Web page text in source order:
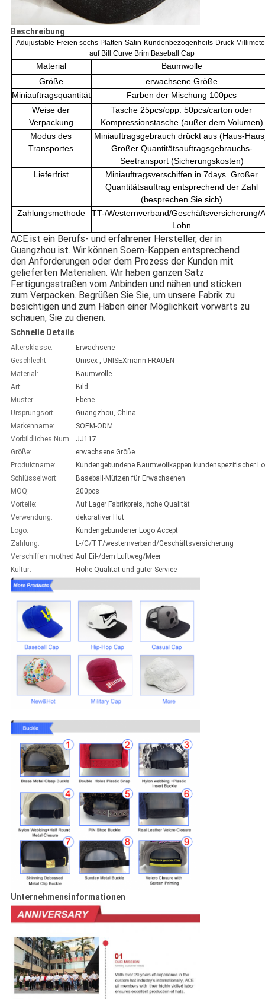
Beschreibung
Adujustable-Freien sechs Platten-Satin-Kundenbezogenheits-Druck
auf Bill Curve Brim Baseball Cap
Material
Baumwolle
Größe
erwachsene Größe
Miniauftragsquantität
Farben der Mischung 100pcs
Weise der
Verpackung
Tasche 25pcs/opp. 50pcs/carton oder
Kompressionstasche (außer dem Volumen)
Modus des
Transportes
Miniauftragsgebrauch drückt aus (Haus-
Großer Quantitätsauftragsgebrauchs-
Seetransport (Sicherungskosten)
Lieferfrist
Miniauftragsverschiffen in 7days. Großer
Quantitätsauftrag entsprechend der Zahl
(besprechen Sie sich)
Zahlungsmethode
TT-/Westernverband/Geschäftsversicherung/
Lohn
ACE ist ein Berufs- und erfahrener Hersteller, der in
Guangzhou ist. Wir können Soem-Kappen entsprechend
den Anforderungen oder dem Prozess der Kunden mit
gelieferten Materialien. Wir haben ganzen Satz
Fertigungsstraßen vom Anbinden und nähen und sticken
zum Verpacken. Begrüßen Sie Sie, um unsere Fabrik zu
besichtigen und zum Haben einer Möglichkeit vorwärts zu
schauen, Sie zu dienen.
Schnelle Details
Altersklasse:
Erwachsene
Geschlecht:
Unisex-, UNISEXmann-FRAUEN
Material:
Baumwolle
Art:
Bild
Muster:
Ebene
Ursprungsort:
Guangzhou, China
Markenname:
SOEM-ODM
Vorbildliches Number: JJ117
Größe:
erwachsene Größe
Produktname:
Schlüsselwort:
Baseball-Mützen für Erwachsenen
MOQ:
200pcs
Vorteile:
Auf Lager Fabrikpreis, hohe Qualität
Verwendung:
dekorativer Hut
Logo:
Kundengebundener Logo Accept
Zahlung:
L-/C/TT/westernverband/Geschäftsversicherung
Verschiffen mothed:Auf Eil-/dem Luftweg/Meer
Kultur:
Hohe Qualität und guter Service
Unternehmensinformationen